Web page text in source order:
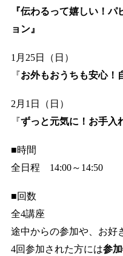
『伝わるって嬉しい！パ
ョン』
1月25日（日）
『お外もおうちも安心！
2月1日（日）
『ずっと元気に！ お手入
■時間
全日程 14:00～14:50
■回数
全4講座
途中からの参加や、お好
4回参加された方には参